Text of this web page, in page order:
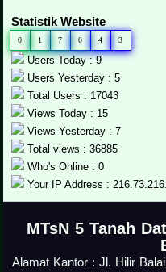
Statistik Website
0 1 7 0 4 3
Users Today : 9
Users Yesterday : 5
Total Users : 17043
Views Today : 15
Views Yesterday : 7
Total views : 36885
Who's Online : 0
Your IP Address :
MTsN 5 Tanah
Alamat Kantor : Jl. Hilir